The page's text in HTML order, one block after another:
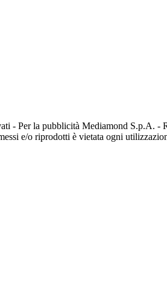
- Per la pubblicità Mediamond S.p.A. -
e/o riprodotti è vietata ogni